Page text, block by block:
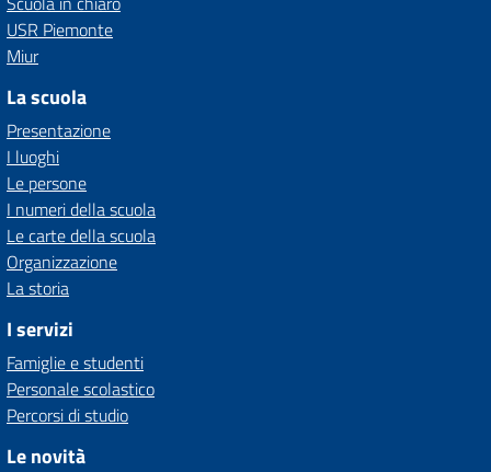
USR Piemonte
Miur
La scuola
Presentazione
I luoghi
Le persone
I numeri della scuola
Le carte della scuola
Organizzazione
La storia
I servizi
Famiglie e studenti
Personale scolastico
Percorsi di studio
Le novità